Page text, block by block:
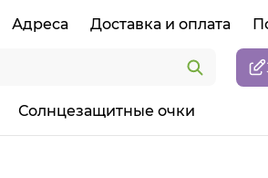
Адреса Доставка и оплата
Солнцезащитные очки